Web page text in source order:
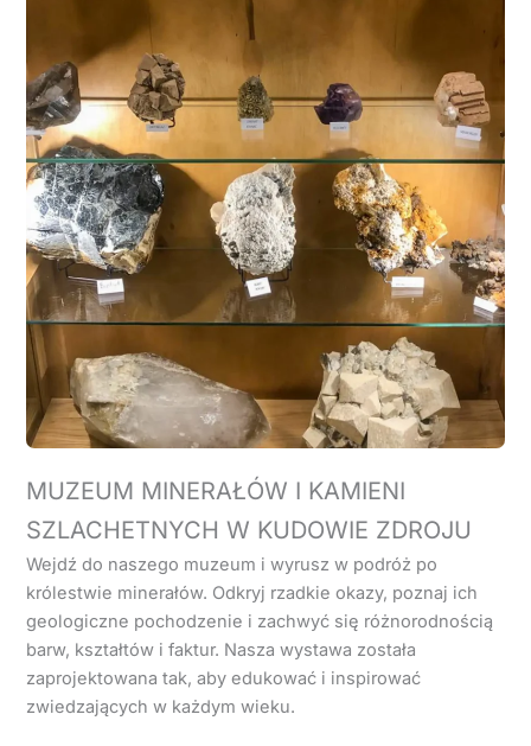
MUZEUM MINERAŁÓW I KAMIENI
SZLACHETNYCH W KUDOWIE ZDROJU
Wejdź do naszego muzeum i wyrusz w podróż po
królestwie minerałów. Odkryj rzadkie okazy, poznaj ich
geologiczne pochodzenie i zachwyć się różnorodnością
barw, kształtów i faktur. Nasza wystawa została
zaprojektowana tak, aby edukować i inspirować
zwiedzających w każdym wieku.